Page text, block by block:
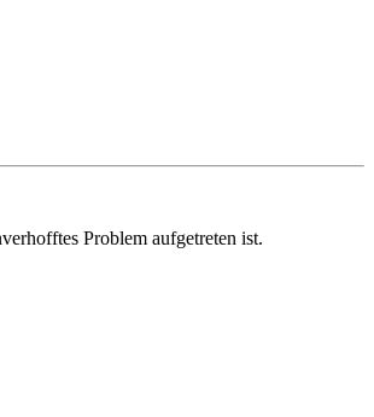
Problem aufgetreten ist.